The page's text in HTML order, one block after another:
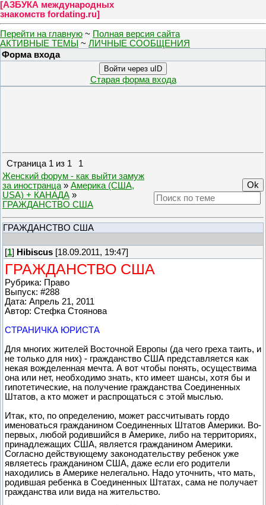
[АЗБУКА международных
знакомств fordating.ru]
Перейти на главную ~ Полная версия сайта
АКТИВНЫЕ ТЕМЫ ~ ЛИЧНЫЕ СООБЩЕНИЯ
Форма входа
Войти через uID
Старая форма входа
Страница 1 из 1
1
Женский форум - как выйти замуж
за иностранца » Америка (США,
USA) + КАНАДА »
ГРАЖДАНСТВО США
ГРАЖДАНСТВО США
[1] Hibiscus [18.09.2011, 19:47]
ГРАЖДАНСТВО США
Рубрика: Право
Выпуск: #288
Дата: Апрель 21, 2011
Автор: Стефка Стоянова
СТРАНИЧКА ЮРИСТА
Для многих жителей Восточной Европы (да чего греха таить, и
не только для них) - гражданство США представляется как
некая вожделенная мечта. А вот чтобы понять, осуществима
она или нет, необходимо знать, кто имеет шансы, хотя бы и
гипотетические, на получение гражданства Соединенных
Штатов, а кто может и распрощаться с этой мыслью.
Итак, кто, по определению, может рассчитывать гордо
именоваться гражданином Соединенных Штатов Америки. Во-
первых, любой родившийся в Америке, либо на территориях,
принадлежащих США, является гражданином Америки.
Согласно действующему законодательству ребенок уже
являетесь гражданином США, даже если его родители
находились в Америке нелегально. Надо уточнить, что мать,
родившая ребенка в Соединенных Штатах, сама не получает
гражданства или видa на жительство.